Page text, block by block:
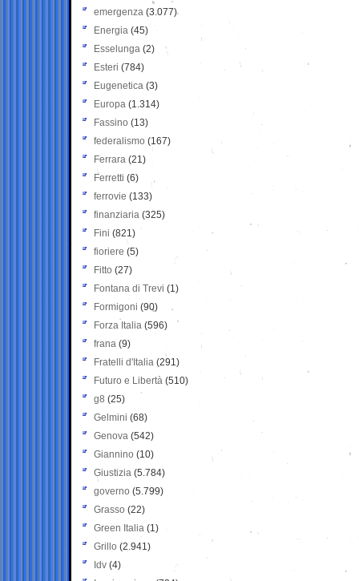
emergenza (3.077)
Energia (45)
Esselunga (2)
Esteri (784)
Eugenetica (3)
Europa (1.314)
Fassino (13)
federalismo (167)
Ferrara (21)
Ferretti (6)
ferrovie (133)
finanziaria (325)
Fini (821)
fioriere (5)
Fitto (27)
Fontana di Trevi (1)
Formigoni (90)
Forza Italia (596)
frana (9)
Fratelli d'Italia (291)
Futuro e Libertà (510)
g8 (25)
Gelmini (68)
Genova (542)
Giannino (10)
Giustizia (5.784)
governo (5.799)
Grasso (22)
Green Italia (1)
Grillo (2.941)
Idv (4)